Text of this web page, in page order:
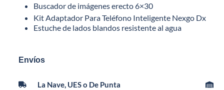
Buscador de imágenes erecto 6×30
Kit Adaptador Para Teléfono Inteligente Nexgo Dx
Estuche de lados blandos resistente al agua
Envíos
La Nave, UES o De Punta